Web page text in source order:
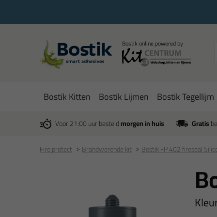
Bostik Kitten Bostik Lijmen Bostik Tegellijm
Voor 21:00 uur besteldmorgen in huis Gratis
Fire protect Brandwerende kit Bostik FP 402 fireseal